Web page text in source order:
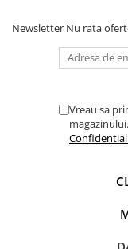
Veste
Elemente Caroserie
Capace inox si jante
Deflectoare geam
Oglinzi auto
Protectii si pasaje
Newsletter Nu rata
Vreau sa